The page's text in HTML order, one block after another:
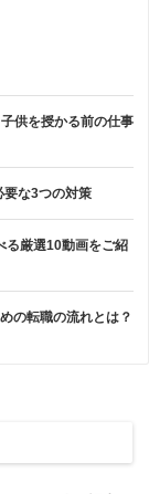
供を授かる前の仕事
要な3つの対策
る厳選10動画をご紹
の転職の流れとは？